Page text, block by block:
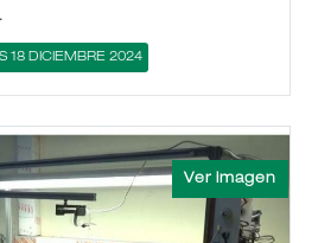
18 DICIEMBRE 2024